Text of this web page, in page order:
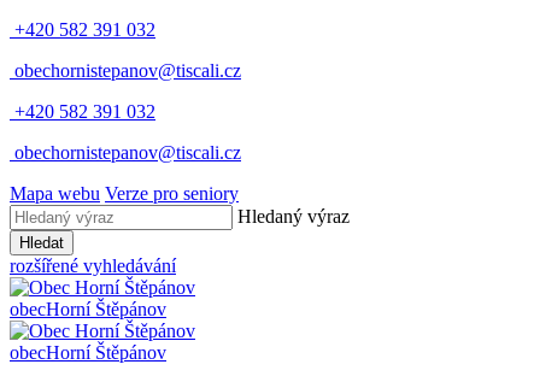
+420 582 391 032
obechornistepanov@tiscali.cz
+420 582 391 032
obechornistepanov@tiscali.cz
Mapa webu Verze pro seniory
Hledaný výraz
Hledat
rozšířené vyhledávání
obecHorní Štěpánov
obecHorní Štěpánov